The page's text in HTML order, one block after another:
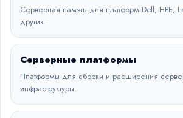
Серверная память для платформ Dell, HPE,
других.
Серверные платформы
Платформы для сборки и расширения
инфраструктуры.